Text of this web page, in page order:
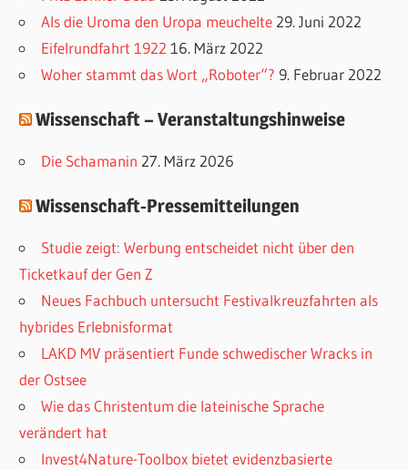
n
Als die Uroma den Uropa meuchelte 29. Juni 2022
Eifelrundfahrt 1922 16. März 2022
Woher stammt das Wort „Roboter“? 9. Februar 2022
Wissenschaft – Veranstaltungshinweise
Die Schamanin 27. März 2026
Wissenschaft-Pressemitteilungen
Studie zeigt: Werbung entscheidet nicht über den
Ticketkauf der Gen Z
Neues Fachbuch untersucht Festivalkreuzfahrten als
hybrides Erlebnisformat
LAKD MV präsentiert Funde schwedischer Wracks in
der Ostsee
Wie das Christentum die lateinische Sprache
verändert hat
Invest4Nature-Toolbox bietet evidenzbasierte